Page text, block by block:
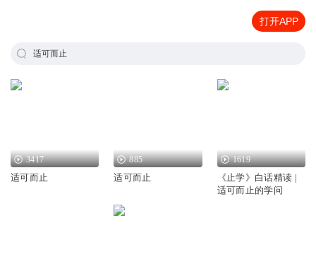
打开APP
适可而止
3417
适可而止
885
适可而止
1619
《止学》白话精读 |
适可而止的学问